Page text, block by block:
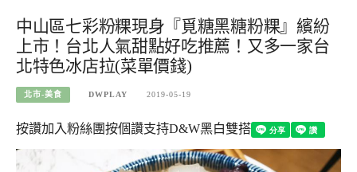
中山區七彩粉粿現身『覓糖黑糖粉粿』繽紛
上市！台北人氣甜點好吃推薦！又多一家台
北特色冰店拉(菜單價錢)
北市-美食 DWPLAY 2019-05-19
按讚加入粉絲團按個讚支持D&W黑白雙搭